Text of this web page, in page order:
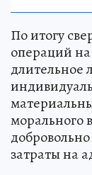
По итогу
операций
длительное
морального
затраты на